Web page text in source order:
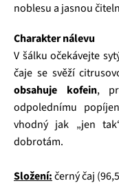
noblesu a jasnou
Charakter nálevu
V šálku očekávejte
čaje se svěží
obsahuje kofein,
odpolednímu
vhodný jak „jen
dobrotám.
Složení:černý čaj